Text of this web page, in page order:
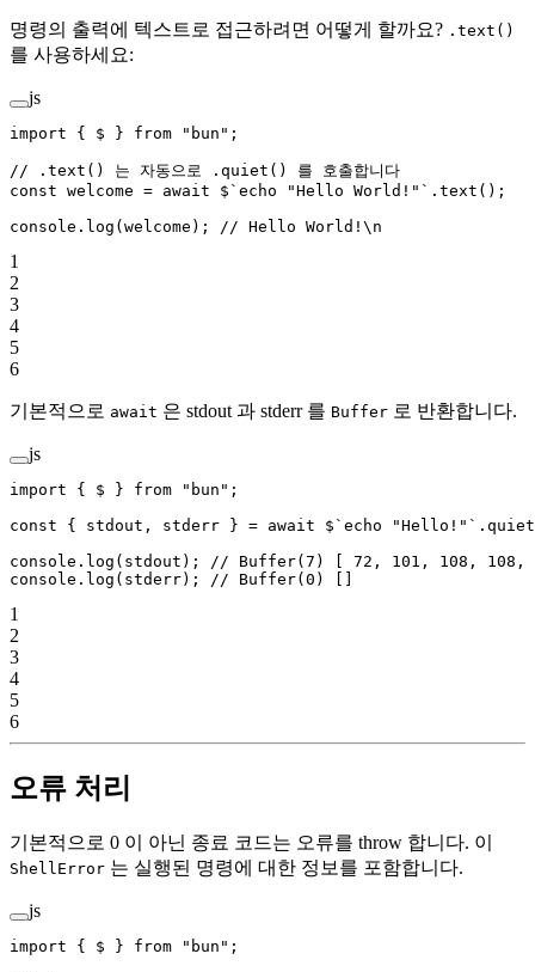
명령의 출력에 텍스트로 접근하려면 어떻게 할까요? .text()
를 사용하세요:
js
import { $ } from "bun" ;
// .text() 는 자동으로 .quiet() 를 호출합니다
const welcome = await $ `echo "Hello World!"` . text ();
console. log (welcome); // Hello World!\n
1
2
3
4
5
6
기본적으로 await 은 stdout 과 stderr 를 Buffer 로 반환합니다.
js
import { $ } from "bun" ;
const { stdout , stderr } = await $ `echo "Hello!"` . quiet
console. log (stdout); // Buffer(7) [ 72, 101, 108, 108,
console. log (stderr); // Buffer(0) []
1
2
3
4
5
6
오류 처리
기본적으로 0 이 아닌 종료 코드는 오류를 throw 합니다. 이
ShellError 는 실행된 명령에 대한 정보를 포함합니다.
js
import { $ } from "bun" ;